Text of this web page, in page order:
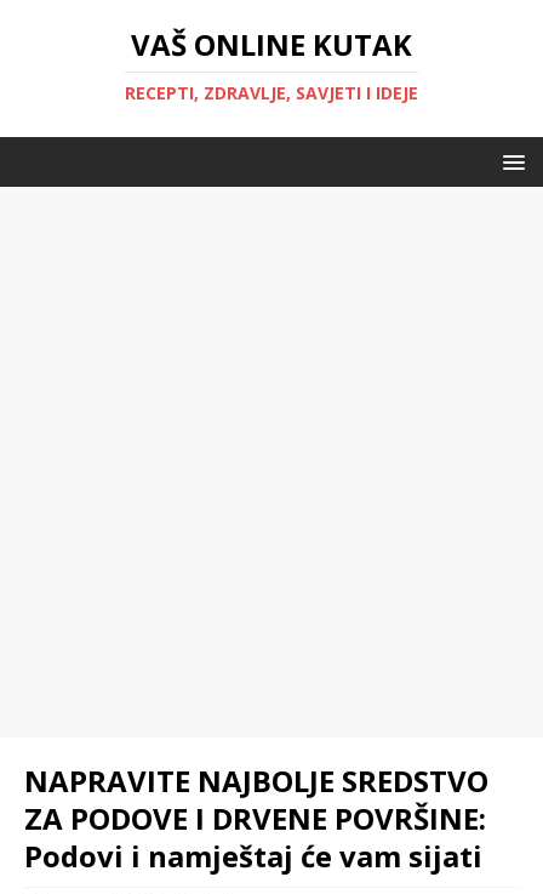
VAŠ ONLINE KUTAK
RECEPTI, ZDRAVLJE, SAVJETI I IDEJE
NAPRAVITE NAJBOLJE SREDSTVO
ZA PODOVE I DRVENE POVRŠINE:
Podovi i namještaj će vam sijati